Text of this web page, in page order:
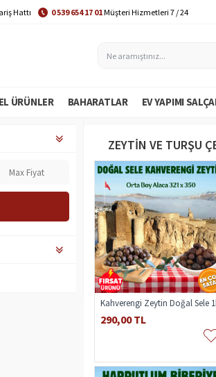
Hattı 0 539 654 17 01Müşteri Hizmetleri 7 / 24
ÜRÜNLER BAHARATLAR EV YAPIMI
ZEYTIN VE TURŞU
Kahverengi Zeytin Doğal Sele
290,00 TL